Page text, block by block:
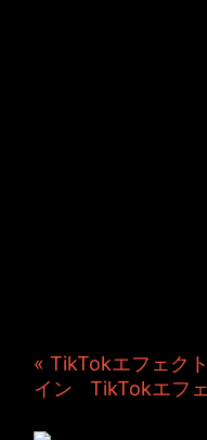
« TikTokエフェク
イン |TikTokエフ